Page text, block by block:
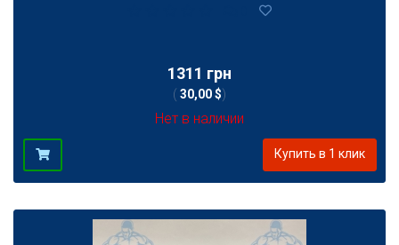
1311 грн
( 30,00 $)
Нет в наличии
Купить в 1 клик